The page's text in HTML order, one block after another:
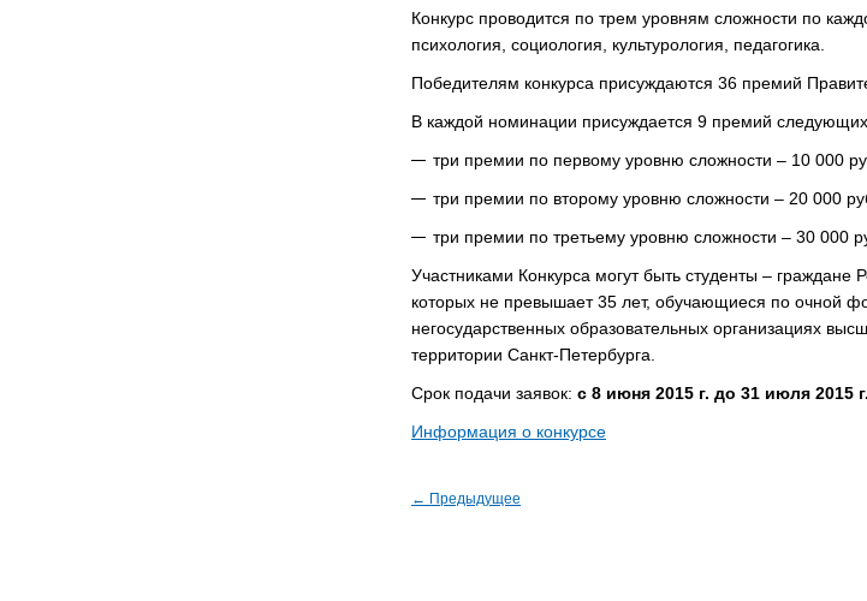
Конкурс проводится по трем уровням сложности по
психология, социология, культурология, педагогика.
Победителям конкурса присуждаются 36 премий
В каждой номинации присуждается 9 премий
три премии по первому уровню сложности – 10 000
три премии по второму уровню сложности – 20 000
три премии по третьему уровню сложности – 30 000
Участниками Конкурса могут быть студенты – граждане
которых не превышает 35 лет, обучающиеся по очной
негосударственных образовательных организациях
территории Санкт-Петербурга.
Срок подачи заявок: с 8 июня 2015 г. до 31 июля 2015 г.
Информация о конкурсе
← Предыдущее